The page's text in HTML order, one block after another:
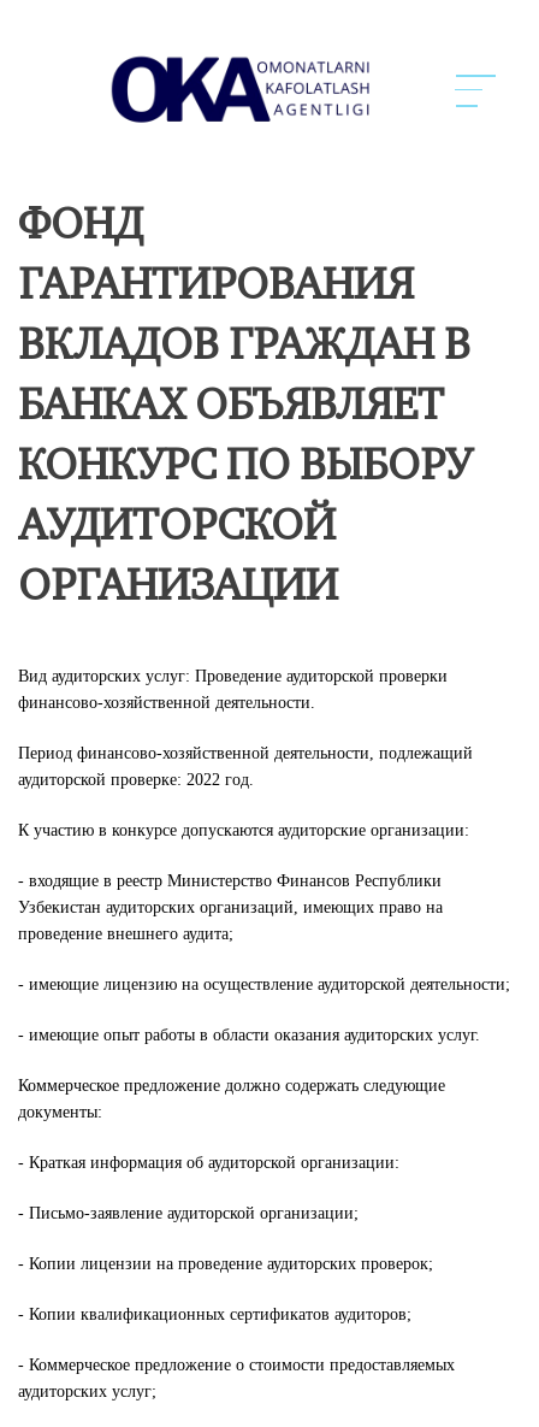
ФОНД
ГАРАНТИРОВАНИЯ
ВКЛАДОВ ГРАЖДАН В
БАНКАХ ОБЪЯВЛЯЕТ
КОНКУРС ПО ВЫБОРУ
АУДИТОРСКОЙ
ОРГАНИЗАЦИИ
Вид аудиторских услуг: Проведение аудиторской проверки
финансово-хозяйственной деятельности.
Период финансово-хозяйственной деятельности, подлежащий
аудиторской проверке: 2022 год.
К участию в конкурсе допускаются аудиторские организации:
- входящие в реестр Министерство Финансов Республики
Узбекистан аудиторских организаций, имеющих право на
проведение внешнего аудита;
- имеющие лицензию на осуществление аудиторской деятельности;
- имеющие опыт работы в области оказания аудиторских услуг.
Коммерческое предложение должно содержать следующие
документы:
- Краткая информация об аудиторской организации:
- Письмо-заявление аудиторской организации;
- Копии лицензии на проведение аудиторских проверок;
- Копии квалификационных сертификатов аудиторов;
- Коммерческое предложение о стоимости предоставляемых
аудиторских услуг;